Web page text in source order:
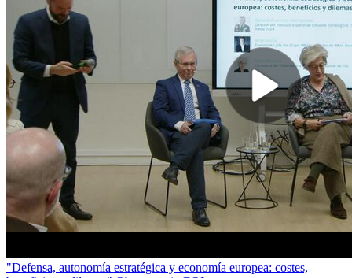
"Defensa, autonomía estratégica y economía europea: costes,